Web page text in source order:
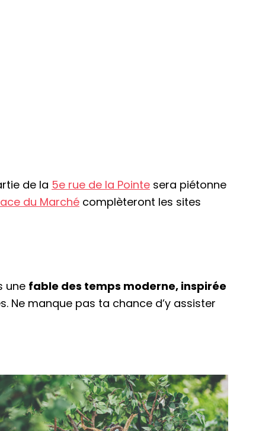
de la 5e rue de la Pointe sera piétonne
du Marché complèteront les sites
une fable des temps moderne, inspirée
Ne manque pas ta chance d’y assister